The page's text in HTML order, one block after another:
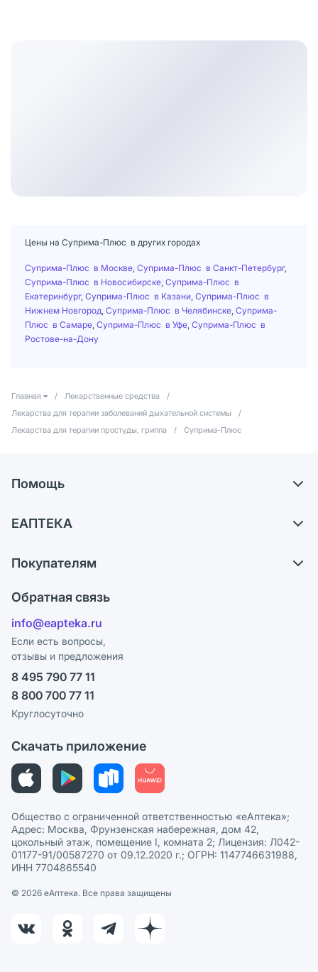
Цены на Суприма-Плюс в других городах
Суприма-Плюс в Москве Суприма-Плюс в Санкт-Петербург,
Суприма-Плюс в Новосибирске Суприма-Плюс в
Екатеринбург, Суприма-Плюс в Казани Суприма-Плюс в
Нижнем Новгород Суприма-Плюс в Челябинске Суприма-
Плюс в Самаре Суприма-Плюс в Уфе Суприма-Плюс в
Ростове-на-Дону
Главная / Лекарственные средства
/
Лекарства для терапии заболеваний дыхательной системы
/
Лекарства для терапии простуды, гриппа
/ Суприма-Плюс
Помощь
Обмен и возврат
Блог
ЕАПТЕКА
Карьера
Поставщики
Лицензия
Реклама на сайте
Ваши товары на ЕАПТЕКЕ
СМИ о нас
Покупателям
Программа СберСпасибо
Политика конфиденциальности
Пользовательское соглашение
Политика рекомендаций
Политика в отношении обработки персональных данных
Обратная связь
info@eapteka.ru
Если есть вопросы,
отзывы и предложения
8 495 790 77 11
8 800 700 77 11
Круглосуточно
Скачать приложение
Общество с ограниченной ответственностью «еАптека»;
Адрес: Москва, Фрунзенская набережная, дом 42,
цокольный этаж, помещение I, комната 2; Лицензия: Л042-
01177-91/00587270 от 09.12.2020 г.; ОГРН: 1147746631988,
ИНН 7704865540
© 2026 eАптека. Все права защищены